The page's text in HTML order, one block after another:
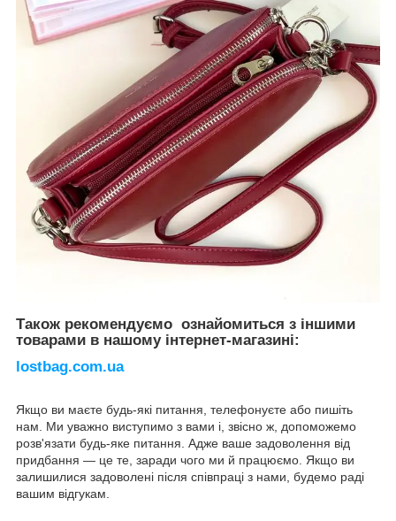
Також рекомендуємо ознайомиться з іншими
товарами в нашому інтернет-магазині:
lostbag.com.ua
Якщо ви маєте будь-які питання, телефонуєте або пишіть
нам. Ми уважно виступимо з вами і, звісно ж, допоможемо
розв'язати будь-яке питання. Адже ваше задоволення від
придбання — це те, заради чого ми й працюємо. Якщо ви
залишилися задоволені після співпраці з нами, будемо раді
вашим відгукам.